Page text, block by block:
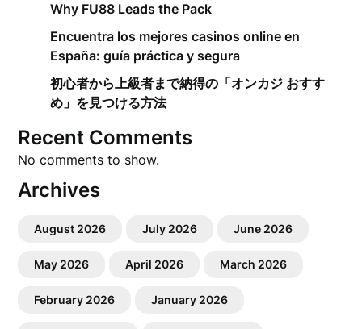
Why FU88 Leads the Pack
Encuentra los mejores casinos online en
España: guía práctica y segura
初心者から上級者まで納得の「オンカジ おすす
め」を見つける方法
Recent Comments
No comments to show.
Archives
August 2026 July 2026 June 2026
May 2026 April 2026 March 2026
February 2026 January 2026